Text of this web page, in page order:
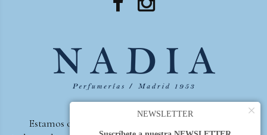
Estamos orgullosos de ser la primera perfumería
×
NEWSLETTER